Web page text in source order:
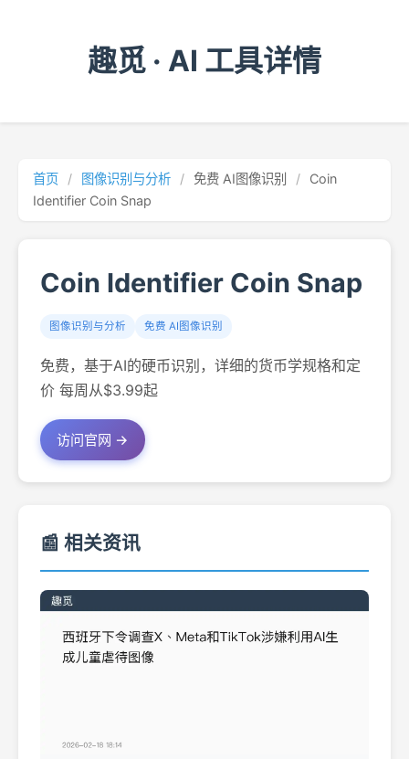
趣觅 · AI 工具详情
首页 / 图像识别与分析 / 免费 AI图像识别 /
Coin
Identifier Coin Snap
Coin Identifier Coin Snap
图像识别与分析 免费 AI图像识别
免费，基于AI的硬币识别，详细的货币学规格和定
价 每周从$3.99起
访问官网 →
📰 相关资讯